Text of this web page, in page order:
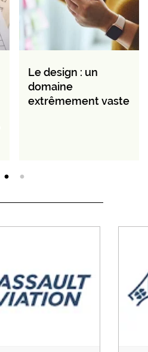
Le design : un
domaine
extrêmement vaste